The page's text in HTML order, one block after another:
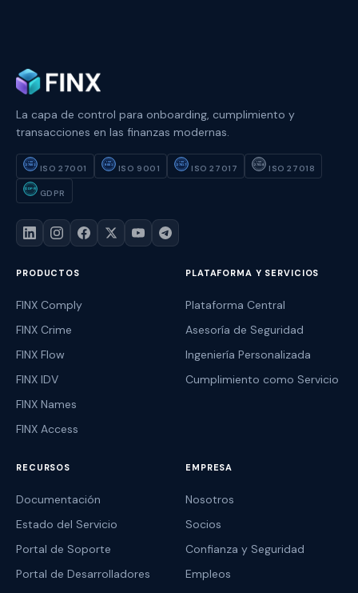
La capa de control para onboarding, cumplimiento y
transacciones en las finanzas modernas.
ISO
27001
ISO 27001
ISO
9001
ISO 9001
ISO
27017
ISO 27017
ISO
27018
ISO 27018
GDPR GDPR
PRODUCTOS
FINX Comply
FINX Crime
FINX Flow
FINX IDV
FINX Names
FINX Access
PLATAFORMA Y SERVICIOS
Plataforma Central
Asesoría de Seguridad
Ingeniería Personalizada
Cumplimiento como Servicio
RECURSOS
Documentación
Estado del Servicio
Portal de Soporte
Portal de Desarrolladores
EMPRESA
Nosotros
Socios
Confianza y Seguridad
Empleos